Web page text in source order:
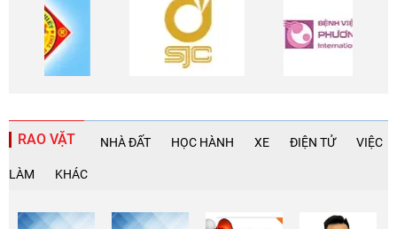
RAO VẶT NHÀ ĐẤT HỌC HÀNH XE ĐIỆN TỬ VIỆC
LÀM KHÁC